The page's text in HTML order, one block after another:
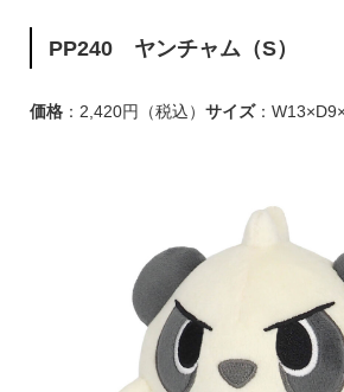
PP240 ヤンチャム（S）
価格：2,420円（税込） サイズ：